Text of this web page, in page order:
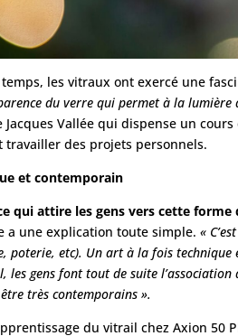
temps, les vitraux ont exercé une
du verre qui permet à la
Jacques Vallée qui dispense un
travailler des projets personnels.
et contemporain
qui attire les gens vers cette forme
a une explication toute simple.«
poterie, etc). Un art à la fois
les gens font tout de suite l’association
très contemporains ».
du vitrail chez Axion 50